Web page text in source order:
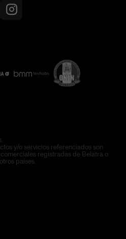
y/o servicios referenciados son
registradas de Belatra o
países.